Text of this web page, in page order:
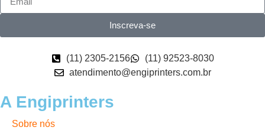
Inscreva-se
(11) 2305-2156
(11) 92523-8030
atendimento@engiprinters.com.br
A Engiprinters
Sobre nós